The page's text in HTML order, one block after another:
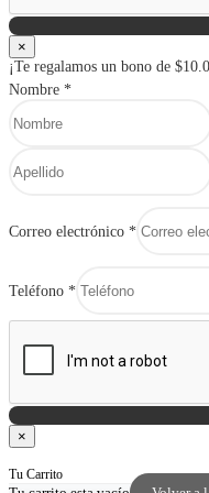
×
¡Te regalamos un bono de
Nombre *
Correo electrónico *
Teléfono *
×
Tu Carrito